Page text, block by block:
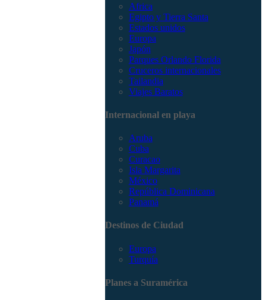
Africa
Egipto y Tierra Santa
Estados unidos
Europa
Japón
Parques Orlando Florida
Cruceros internacionales
Tailandia
Viajes Baratos
Internacional en playa
Aruba
Cuba
Curacao
Isla Margarita
México
República Dominicana
Panamá
Destinos de Ciudad
Europa
Turquía
Planes a Suramérica